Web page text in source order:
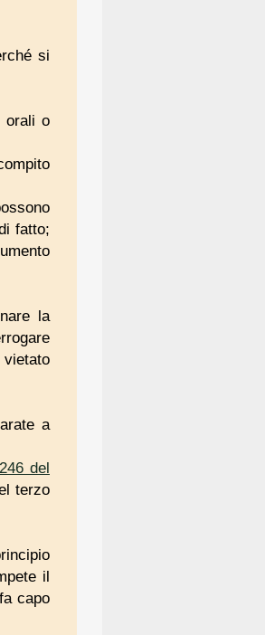
si
orali o
fatto;
la
a
del
terzo
il
capo